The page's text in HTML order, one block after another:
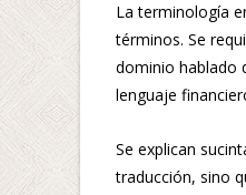
La terminología
términos. Se
dominio hablado
lenguaje
Se explican
traducción, sino